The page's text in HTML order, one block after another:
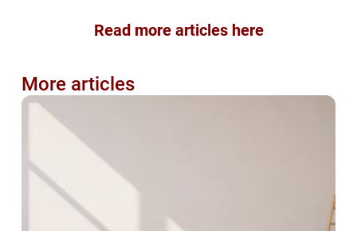
Read more articles here
More articles